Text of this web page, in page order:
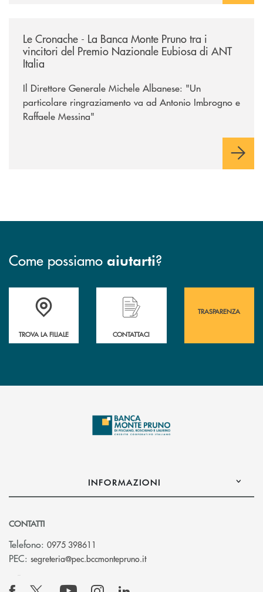
Le Cronache - La Banca Monte Pruno tra i
vincitori del Premio Nazionale Eubiosa di ANT
Italia
Il Direttore Generale Michele Albanese: "Un
particolare ringraziamento va ad Antonio Imbrogno e
Raffaele Messina"
Come possiamo aiutarti?
Accedi all' elenco completo&nbsp; delle&nbsp; filiali&nbsp; di Banca
TROVA LA FILIALE
Hai bisogno di assistenza immediata?
CONTATTACI
TRASPARENZA
INFORMAZIONI
CONTATTI
Telefono: 0975 398611
PEC: segreteria@pec.bccmontepruno.it(si apre l’app di posta